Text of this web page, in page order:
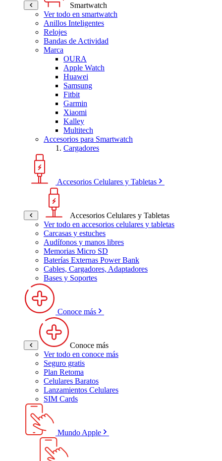
Smartwatch
Ver todo en smartwatch
Anillos Inteligentes
Relojes
Bandas de Actividad
Marca
OURA
Apple Watch
Huawei
Samsung
Fitbit
Garmin
Xiaomi
Kalley
Multitech
Accesorios para Smartwatch
Cargadores
Accesorios Celulares y Tabletas
Accesorios Celulares y Tabletas
Ver todo en accesorios celulares y tabletas
Carcasas y estuches
Audífonos y manos libres
Memorias Micro SD
Baterías Externas Power Bank
Cables, Cargadores, Adaptadores
Bases y Soportes
Conoce más
Conoce más
Ver todo en conoce más
Seguro gratis
Plan Retoma
Celulares Baratos
Lanzamientos Celulares
SIM Cards
Mundo Apple